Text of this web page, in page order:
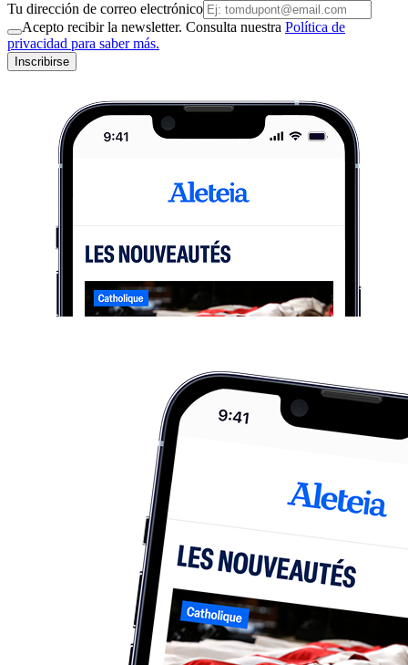
Tu dirección de correo electrónico
Acepto recibir la newsletter. Consulta nuestra Política de
privacidad para saber más.
Inscribirse